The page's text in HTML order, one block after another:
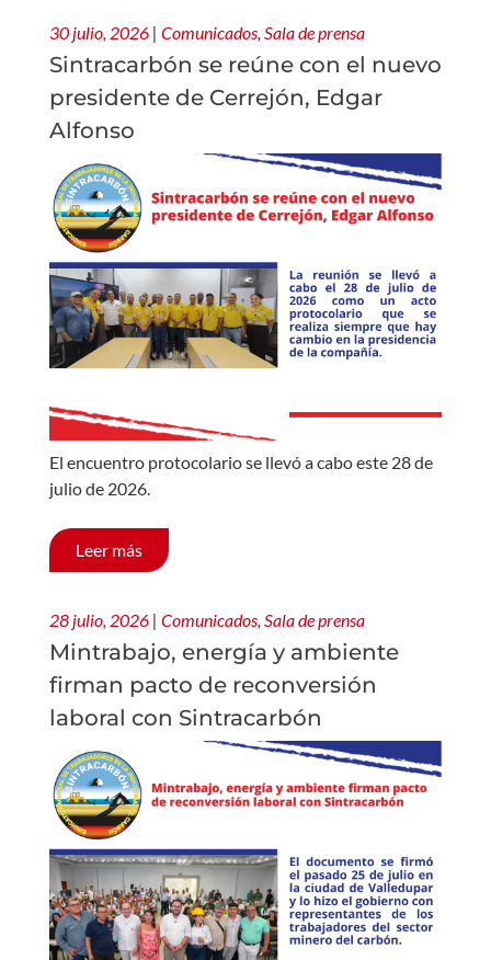
30 julio, 2026 | Comunicados, Sala de prensa
Sintracarbón se reúne con el nuevo
presidente de Cerrejón, Edgar
Alfonso
El encuentro protocolario se llevó a cabo este 28 de
julio de 2026.
Leer más
28 julio, 2026 | Comunicados Sala de prensa
Mintrabajo, energía y ambiente
firman pacto de reconversión
laboral con Sintracarbón